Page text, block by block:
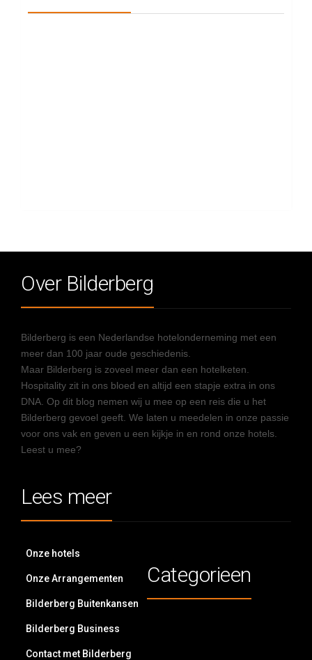
Over Bilderberg
Bilderberg is een Nederlandse hotelonderneming met een
meer dan 100 jaar oude geschiedenis.
Maar Bilderberg is zoveel meer dan een hotelketen.
Hospitality zit in ons bloed en altijd een stapje extra in ons
DNA. Op dit blog nemen wij u mee op een reis die u het
Bilderberg gevoel geeft. We laten u meedelen in onze passie
voor ons vak en geven u een kijkje in en rond onze hotels.
Leest u mee?
Lees meer
Onze hotels
Onze Arrangementen
Bilderberg Buitenkansen
Bilderberg Business
Contact met Bilderberg
Categorieen